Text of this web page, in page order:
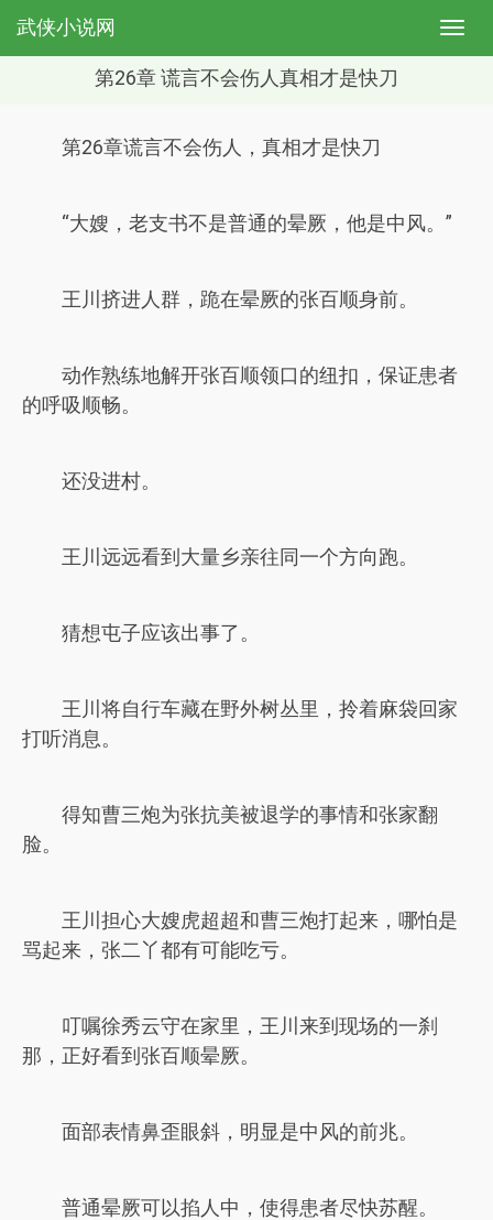
武侠小说网
第26章 谎言不会伤人真相才是快刀
第26章谎言不会伤人，真相才是快刀
“大嫂，老支书不是普通的晕厥，他是中风。”
王川挤进人群，跪在晕厥的张百顺身前。
动作熟练地解开张百顺领口的纽扣，保证患者
的呼吸顺畅。
还没进村。
王川远远看到大量乡亲往同一个方向跑。
猜想屯子应该出事了。
王川将自行车藏在野外树丛里，拎着麻袋回家
打听消息。
得知曹三炮为张抗美被退学的事情和张家翻
脸。
王川担心大嫂虎超超和曹三炮打起来，哪怕是
骂起来，张二丫都有可能吃亏。
叮嘱徐秀云守在家里，王川来到现场的一刹
那，正好看到张百顺晕厥。
面部表情鼻歪眼斜，明显是中风的前兆。
普通晕厥可以掐人中，使得患者尽快苏醒。